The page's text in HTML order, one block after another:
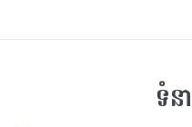
ទំ